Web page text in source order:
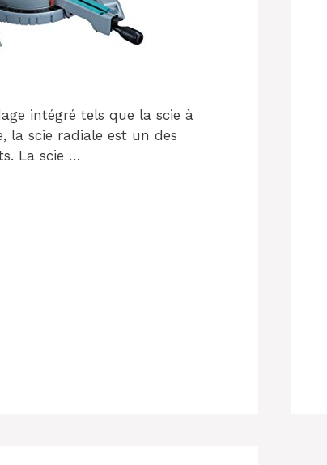
intégré tels que la scie à
la scie radiale est un des
La scie …